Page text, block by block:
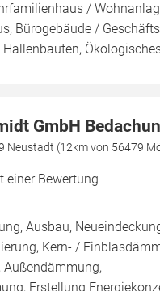
/
Bürogebäude /
GmbH
Neustadt (12km von 56479
einer Bewertung
Ausbau,
Kern- /
Erstellung